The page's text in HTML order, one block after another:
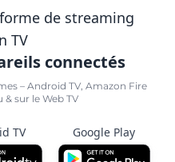
de streaming
TV
connectés
– Android TV, Amazon Fire
& sur le Web TV
TV Google Play